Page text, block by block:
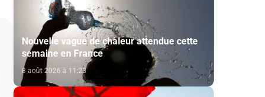
Nouvelle vague de chaleur attendue cette
semaine en France
8 août 2026 à 11:23